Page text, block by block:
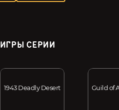
ИГРЫ СЕРИИ
1943 Deadly Desert Guild of